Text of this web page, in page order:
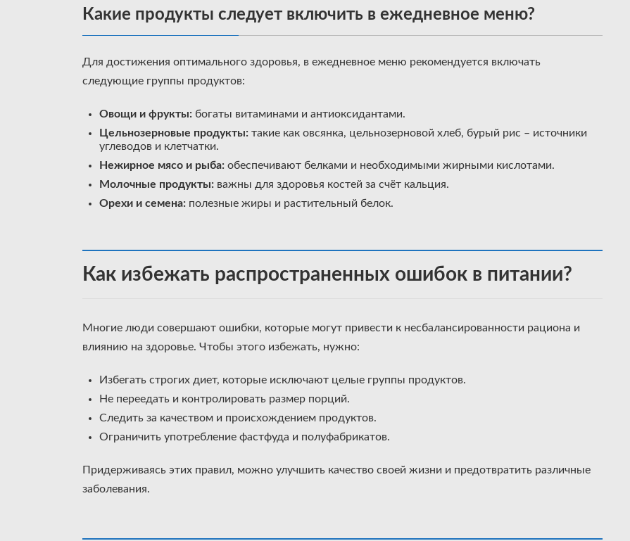
Какие продукты следует включить в ежедневное меню?
Для достижения оптимального здоровья, в ежедневное меню рекомендуется включать
следующие группы продуктов:
Овощи и фрукты: богаты витаминами и антиоксидантами.
Цельнозерновые продукты: такие как овсянка, цельнозерновой хлеб, бурый рис – источники
углеводов и клетчатки.
Нежирное мясо и рыба: обеспечивают белками и необходимыми жирными кислотами.
Молочные продукты: важны для здоровья костей за счёт кальция.
Орехи и семена: полезные жиры и растительный белок.
Как избежать распространенных ошибок в питании?
Многие люди совершают ошибки, которые могут привести к несбалансированности рациона и
влиянию на здоровье. Чтобы этого избежать, нужно:
Избегать строгих диет, которые исключают целые группы продуктов.
Не переедать и контролировать размер порций.
Следить за качеством и происхождением продуктов.
Ограничить употребление фастфуда и полуфабрикатов.
Придерживаясь этих правил, можно улучшить качество своей жизни и предотвратить различные
заболевания.